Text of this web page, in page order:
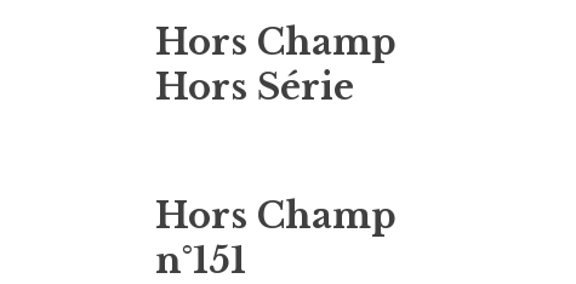
Hors Champ
Hors Série
Hors Champ
n°151